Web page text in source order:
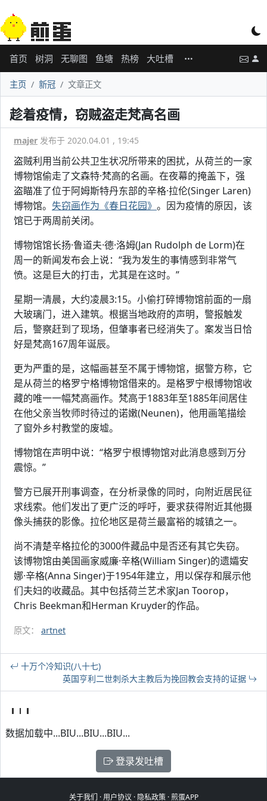
首页 树洞 无聊图 鱼塘 热榜 大吐槽
主页 新冠 文章正文
趁着疫情，窃贼盗走梵高名画
majer 发布于 2020.04.01 , 19:45
盗贼利用当前公共卫生状况所带来的困扰，从荷兰的一家
博物馆偷走了文森特·梵高的名画。在夜幕的掩盖下，强
盗瞄准了位于阿姆斯特丹东部的辛格·拉伦(Singer Laren)
博物馆。 失窃画作为《春日花园》 。因为疫情的原因，该
馆已于两周前关闭。
博物馆馆长扬·鲁道夫·德·洛姆(Jan Rudolph de Lorm)在
周一的新闻发布会上说：“我为发生的事情感到非常气
愤。这是巨大的打击，尤其是在这时。”
星期一清晨，大约凌晨3:15。小偷打碎博物馆前面的一扇
大玻璃门，进入建筑。根据当地政府的声明，警报触发
后，警察赶到了现场，但肇事者已经消失了。案发当日恰
好是梵高167周年诞辰。
更为严重的是，这幅画甚至不属于博物馆，据警方称，它
是从荷兰的格罗宁格博物馆借来的。是格罗宁根博物馆收
藏的唯一一幅梵高画作。梵高于1883年至1885年间居住
在他父亲当牧师时待过的诺嫩(Neunen)，他用画笔描绘
了窗外乡村教堂的废墟。
博物馆在声明中说：“格罗宁根博物馆对此消息感到万分
震惊。”
警方已展开刑事调查，在分析录像的同时，向附近居民征
求线索。他们发出了更广泛的呼吁，要求获得附近其他摄
像头捕获的影像。拉伦地区是荷兰最富裕的城镇之一。
尚不清楚辛格拉伦的3000件藏品中是否还有其它失窃。
该博物馆由美国画家威廉·辛格(William Singer)的遗孀安
娜·辛格(Anna Singer)于1954年建立，用以保存和展示他
们夫妇的收藏品。其中包括荷兰艺术家Jan Toorop，
Chris Beekman和Herman Kruyder的作品。
原文： artnet
十万个冷知识(八十七)
英国亨利二世刺杀大主教后为挽回教会支持的证据
数据加载中...BIU...BIU...BIU...
登录发吐槽
关于我们 ·用户协议 · 隐私政策·煎蛋APP